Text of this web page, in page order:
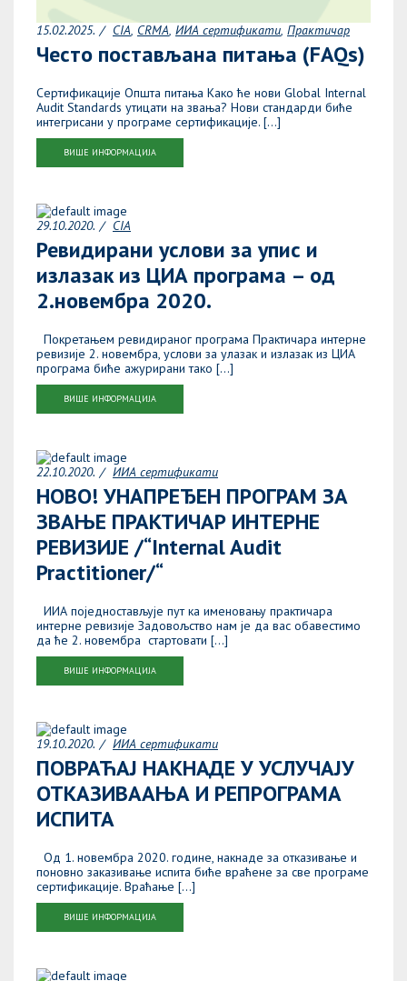
15.02.2025. CIA CRMA ИИА сертификати Практичар
Често постављана питања (FAQs)
Сертификације Општа питања Како ће нови Global Internal
Audit Standards утицати на звања? Нови стандарди биће
интегрисани у програме сертификације. […]
ВИШЕ ИНФОРМАЦИЈА
29.10.2020. CIA
Ревидирани услови за упис и
излазак из ЦИА програма – од
2.новембра 2020.
Покретањем ревидираног програма Практичара интерне
ревизије 2. новембра, услови за улазак и излазак из ЦИА
програма биће ажурирани тако […]
ВИШЕ ИНФОРМАЦИЈА
22.10.2020. ИИА сертификати
НОВО! УНАПРЕЂЕН ПРОГРАМ ЗА
ЗВАЊЕ ПРАКТИЧАР ИНТЕРНЕ
РЕВИЗИЈЕ /“Internal Audit
Practitioner/“
ИИА поједностављује пут ка именовању практичара
интерне ревизије Задовољство нам је да вас обавестимо
да ће 2. новембра стартовати […]
ВИШЕ ИНФОРМАЦИЈА
19.10.2020. ИИА сертификати
ПОВРАЋАЈ НАКНАДЕ У УСЛУЧАЈУ
ОТКАЗИВААЊА И РЕПРОГРАМА
ИСПИТА
Од 1. новембра 2020. године, накнаде за отказивање и
поновно заказивање испита биће враћене за све програме
сертификације. Враћање […]
ВИШЕ ИНФОРМАЦИЈА